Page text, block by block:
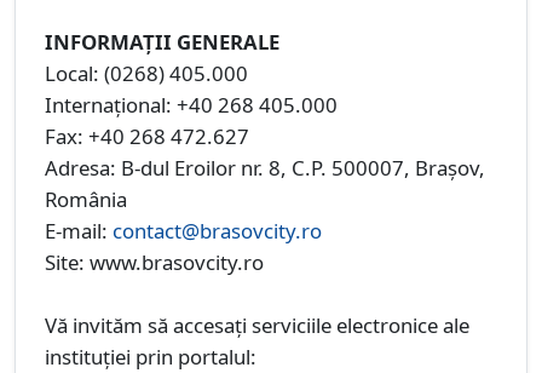
INFORMAȚII GENERALE
Local: (0268) 405.000
Internațional: +40 268 405.000
Fax: +40 268 472.627
Adresa: B-dul Eroilor nr. 8, C.P. 500007, Brașov,
România
E-mail: contact@brasovcity.ro
Site: www.brasovcity.ro
Vă invităm să accesați serviciile electronice ale
instituției prin portalul: